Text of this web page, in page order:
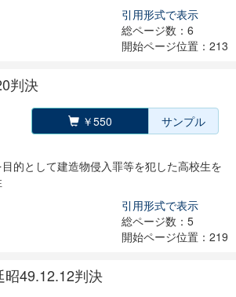
引用形式で表示
総ページ数：6
開始ページ位置：213
判決
￥550 サンプル
的として建造物侵入罪等を犯した高校生を
引用形式で表示
総ページ数：5
開始ページ位置：219
49.12.12判決